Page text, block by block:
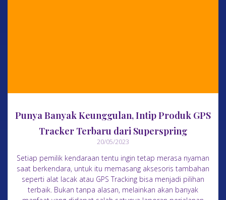
Punya Banyak Keunggulan, Intip Produk GPS
Tracker Terbaru dari Superspring
20/05/2023
Setiap pemilik kendaraan tentu ingin tetap merasa nyaman
saat berkendara, untuk itu memasang aksesoris tambahan
seperti alat lacak atau GPS Tracking bisa menjadi pilihan
terbaik. Bukan tanpa alasan, melainkan akan banyak